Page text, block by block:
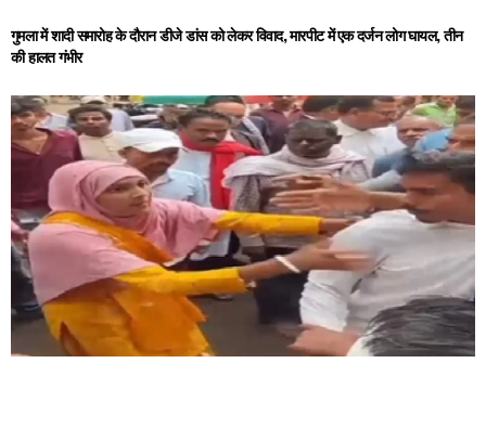
गुमला में शादी समारोह के दौरान डीजे डांस को लेकर विवाद, मारपीट में एक दर्जन लोग घायल, तीन
की हालत गंभीर